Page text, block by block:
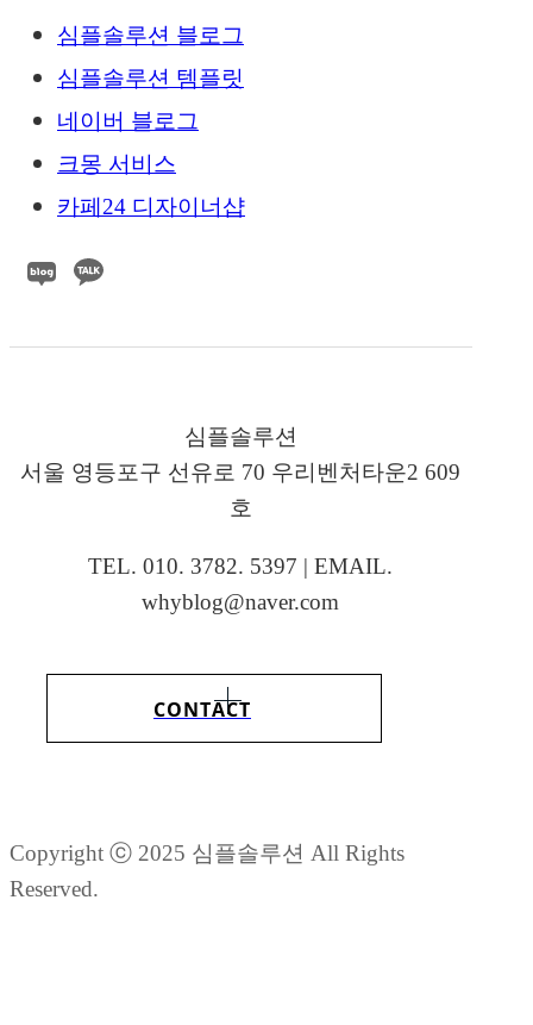
심플솔루션 블로그
심플솔루션 템플릿
네이버 블로그
크몽 서비스
카페24 디자이너샵
심플솔루션
서울 영등포구 선유로 70 우리벤처타운2 609
호
TEL. 010. 3782. 5397 | EMAIL.
whyblog@naver.com
CONTACT
Copyright ⓒ 2025 심플솔루션 All Rights
Reserved.